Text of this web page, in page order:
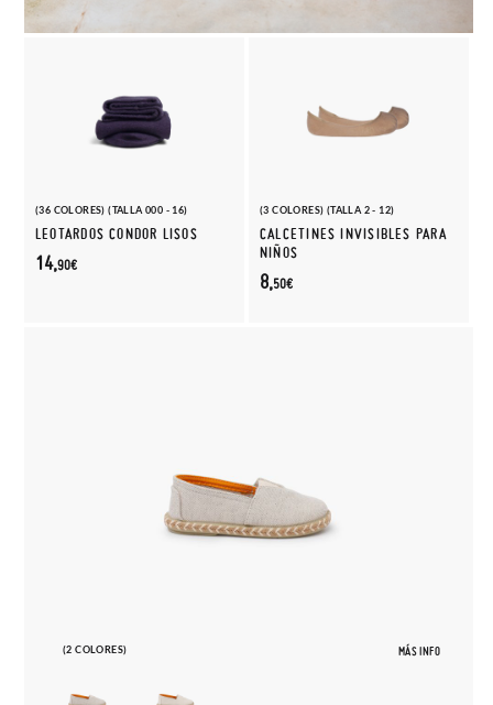
(36 COLORES) (TALLA 000 - 16)
LEOTARDOS CONDOR LISOS
14,90€
(3 COLORES) (TALLA 2 - 12)
CALCETINES INVISIBLES PARA
NIÑOS
8,50€
(2 COLORES) MÁS INFO